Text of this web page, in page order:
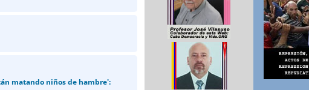
matando niños de hambre':